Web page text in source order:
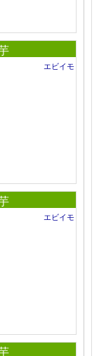
エビイモ
エビイモ